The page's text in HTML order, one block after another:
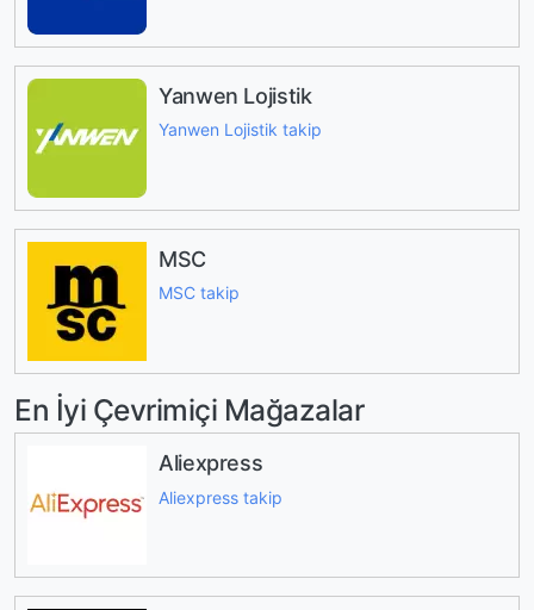
Yanwen Lojistik
Yanwen Lojistik takip
MSC
MSC takip
En İyi Çevrimiçi Mağazalar
Aliexpress
Aliexpress takip